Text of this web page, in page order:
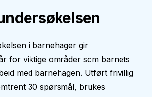
i barnehager gir
for viktige områder som barnets
med barnehagen. Utført frivillig
30 spørsmål, brukes